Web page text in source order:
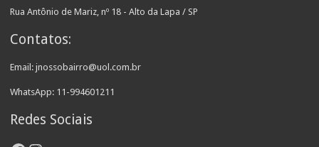
Rua Antônio de Mariz, nº 18 - Alto da Lapa / SP
Contatos:
Email: jnossobairro@uol.com.br
WhatsApp: 11-994601211
Redes Sociais